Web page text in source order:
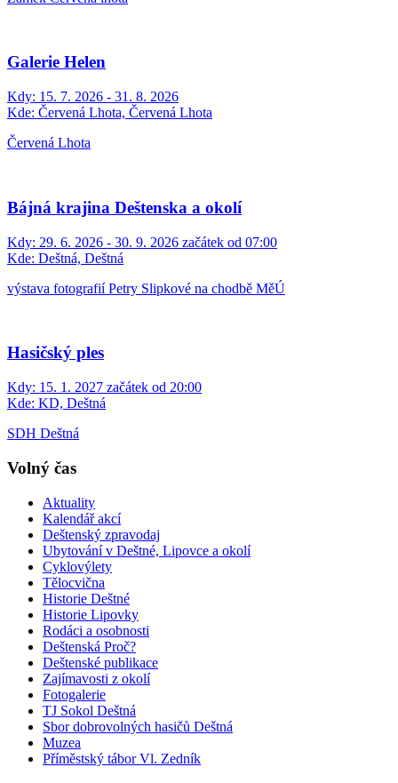
Galerie Helen
Kdy: 15. 7. 2026 - 31. 8. 2026
Kde: Červená Lhota, Červená Lhota
Červená Lhota
Bájná krajina Deštenska a okolí
Kdy: 29. 6. 2026 - 30. 9. 2026 začátek od 07:00
Kde: Deštná, Deštná
výstava fotografií Petry Slipkové na chodbě MěÚ
Hasičský ples
Kdy: 15. 1. 2027 začátek od 20:00
Kde: KD, Deštná
SDH Deštná
Volný čas
Aktuality
Kalendář akcí
Deštenský zpravodaj
Ubytování v Deštné, Lipovce a okolí
Cyklovýlety
Tělocvična
Historie Deštné
Historie Lipovky
Rodáci a osobnosti
Deštenská Proč?
Deštenské publikace
Zajímavosti z okolí
Fotogalerie
TJ Sokol Deštná
Sbor dobrovolných hasičů Deštná
Muzea
Příměstský tábor Vl. Zedník